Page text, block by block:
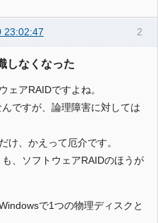
2
23:02:47
しなくなった
ェアRAIDですよね。
ですが、論理障害に対しては
け、かえって厄介です。
、ソフトウェアRAIDのほうが
で1つの物理ディスクと